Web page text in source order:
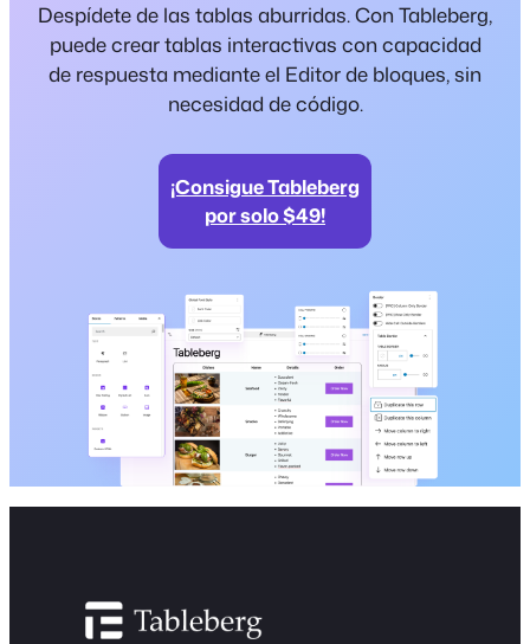
Despídete de las tablas aburridas. Con Tableberg,
puede crear tablas interactivas con capacidad
de respuesta mediante el Editor de bloques, sin
necesidad de código.
¡Consigue Tableberg
por solo $49!